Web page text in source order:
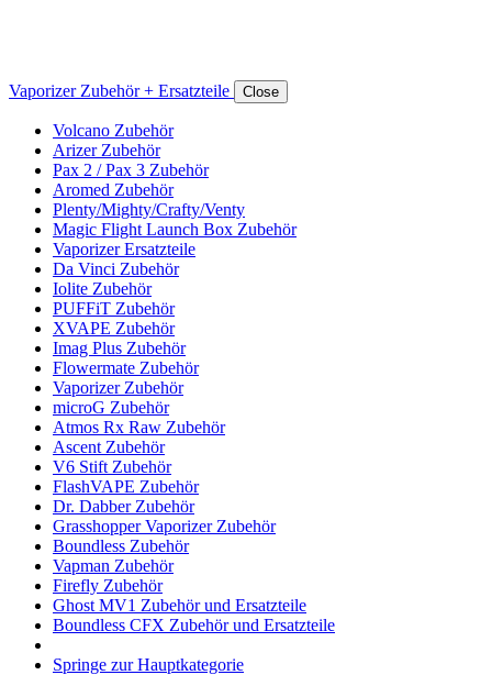
Vaporizer Zubehör + Ersatzteile Close
Volcano Zubehör
Arizer Zubehör
Pax 2 / Pax 3 Zubehör
Aromed Zubehör
Plenty/Mighty/Crafty/Venty
Magic Flight Launch Box Zubehör
Vaporizer Ersatzteile
Da Vinci Zubehör
Iolite Zubehör
PUFFiT Zubehör
XVAPE Zubehör
Imag Plus Zubehör
Flowermate Zubehör
Vaporizer Zubehör
microG Zubehör
Atmos Rx Raw Zubehör
Ascent Zubehör
V6 Stift Zubehör
FlashVAPE Zubehör
Dr. Dabber Zubehör
Grasshopper Vaporizer Zubehör
Boundless Zubehör
Vapman Zubehör
Firefly Zubehör
Ghost MV1 Zubehör und Ersatzteile
Boundless CFX Zubehör und Ersatzteile
Springe zur Hauptkategorie